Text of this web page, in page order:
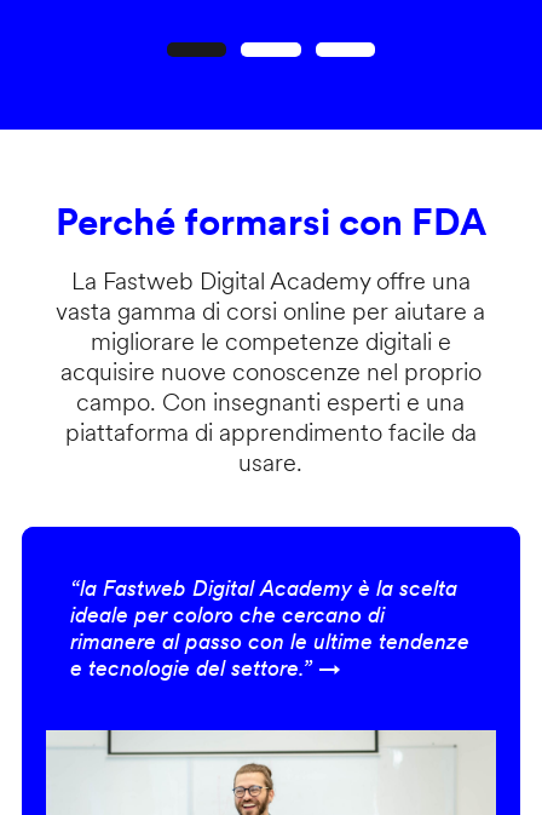
Perché formarsi con FDA
La Fastweb Digital Academy offre una
vasta gamma di corsi online per aiutare a
migliorare le competenze digitali e
acquisire nuove conoscenze nel proprio
campo. Con insegnanti esperti e una
piattaforma di apprendimento facile da
usare.
“la Fastweb Digital Academy è la scelta
ideale per coloro che cercano di
rimanere al passo con le ultime tendenze
e tecnologie del settore.” →